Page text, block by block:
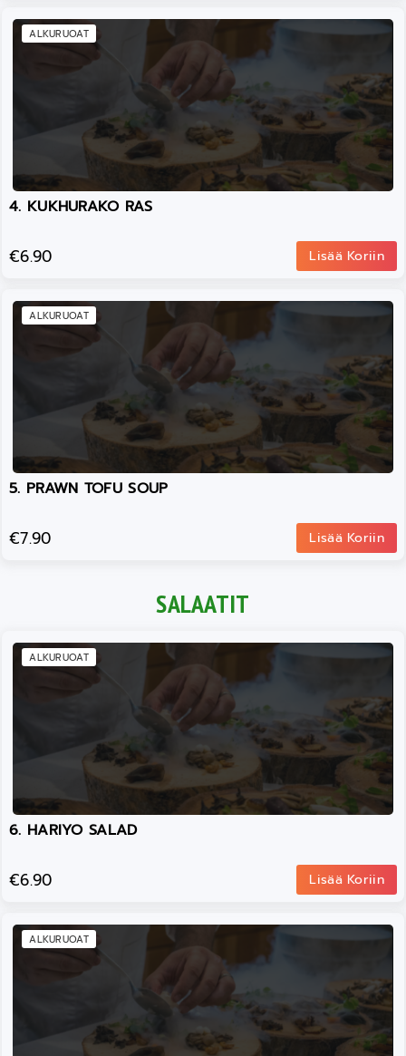
ALKURUOAT
4. KUKHURAKO RAS
€6.90 Lisää Koriin
ALKURUOAT
5. PRAWN TOFU SOUP
€7.90 Lisää Koriin
SALAATIT
ALKURUOAT
6. HARIYO SALAD
€6.90 Lisää Koriin
ALKURUOAT